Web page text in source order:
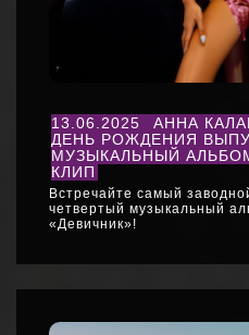
13.06.2025
АННА
ДЕНЬ РОЖДЕНИЯ
МУЗЫКАЛЬНЫЙ
КЛИП
Встречайте самый
четвертый музыкальный
«Девичник»!